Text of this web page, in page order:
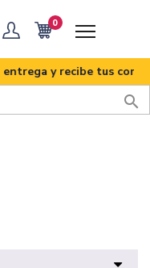
0
y recibe tus
